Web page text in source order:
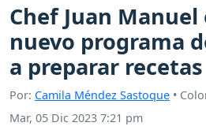
Chef Juan
nuevo programa
a preparar
Por: Camila Méndez Sastoque •
Mar, 05 Dic 2023 7:21 pm